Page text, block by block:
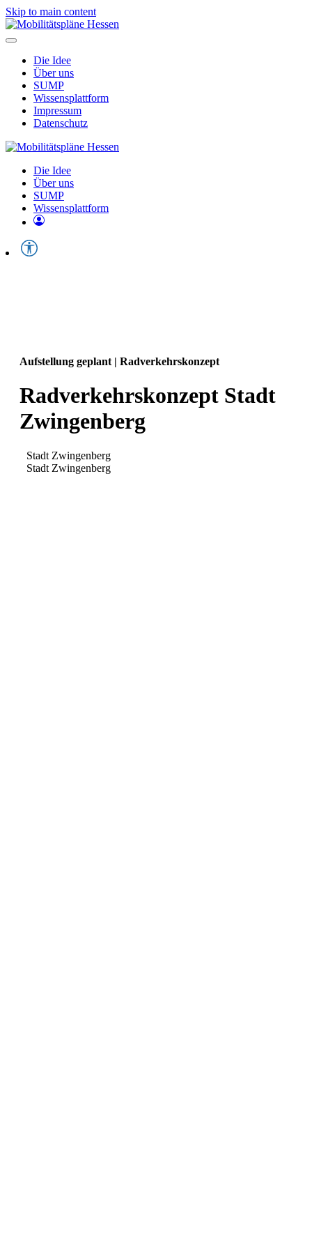
Skip to main content
Die Idee
Über uns
SUMP
Wissensplattform
Impressum
Datenschutz
Die Idee
Über uns
SUMP
Wissensplattform
Aufstellung geplant | Radverkehrskonzept
Radverkehrskonzept Stadt
Zwingenberg
Stadt Zwingenberg
Stadt Zwingenberg